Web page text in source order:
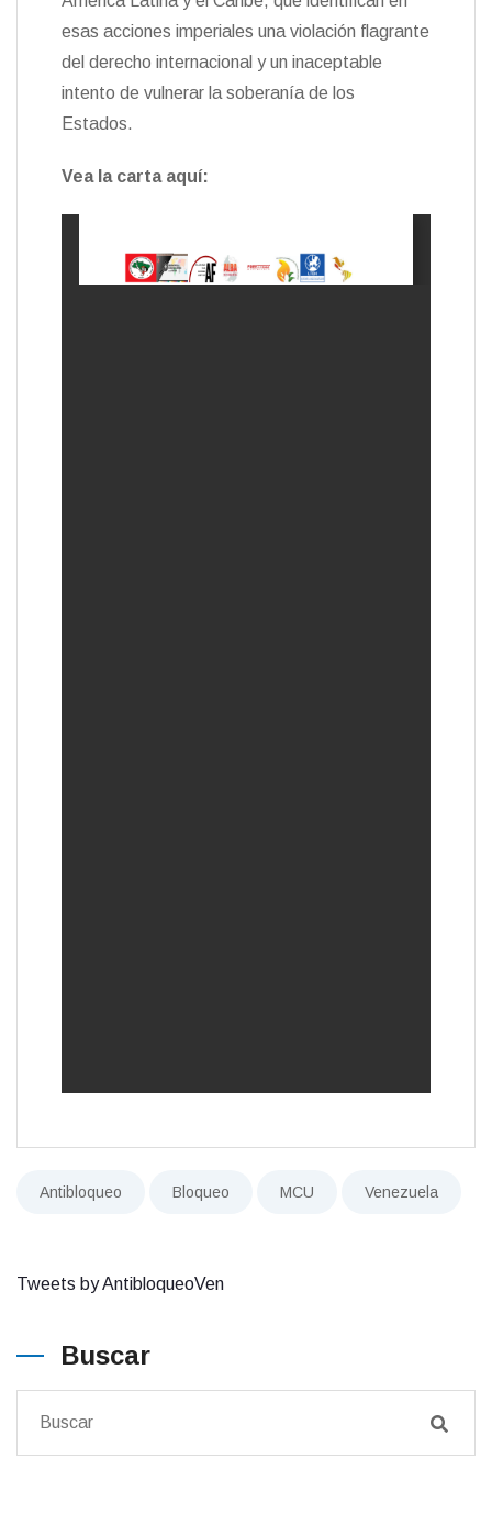
esas acciones imperiales una violación flagrante
del derecho internacional y un inaceptable
intento de vulnerar la soberanía de los
Estados.
Vea la carta aquí:
Antibloqueo Bloqueo MCU Venezuela
Tweets by AntibloqueoVen
Buscar